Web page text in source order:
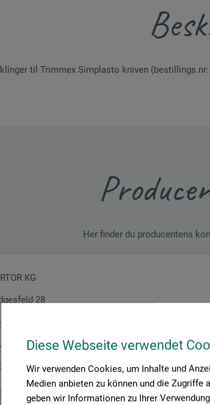
Diese Webseite verwendet
Wir verwenden Cookies, um Inhalte und
Medien anbieten zu können und die Zugriffe
geben wir Informationen zu Ihrer
til Trimmex Simplasto kniven
Her finder du producentens
KG
28
Solingen